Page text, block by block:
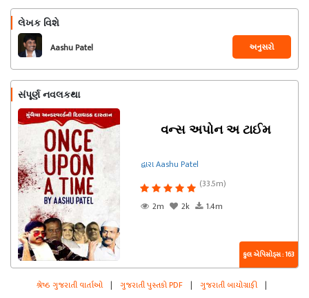
લેખક વિશે
Aashu Patel અનુસરો
સંપૂર્ણ નવલકથા
વન્સ અપોન અ ટાઈમ
દ્વારા Aashu Patel
(33.5m)
2m
2k 1.4m
કુલ એપિસોડ્સ : 163
શ્રેષ્ઠ ગુજરાતી વાર્તાઓ | ગુજરાતી પુસ્તકો PDF | ગુજરાતી બાયોગ્રાફી |